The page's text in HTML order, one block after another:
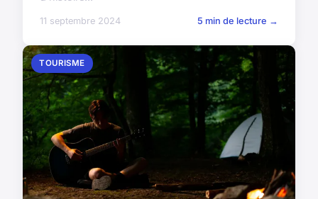
11 septembre 2024 5 min de lecture →
TOURISME